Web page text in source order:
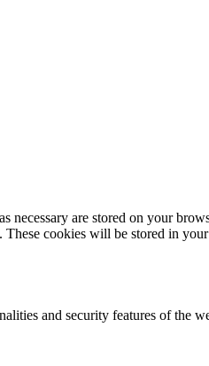
are stored on your
These cookies will be stored in
and security features of the